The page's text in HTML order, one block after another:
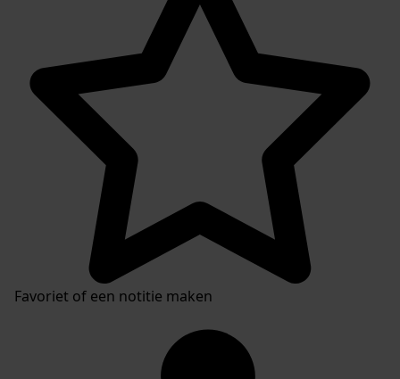
Favoriet of een notitie maken